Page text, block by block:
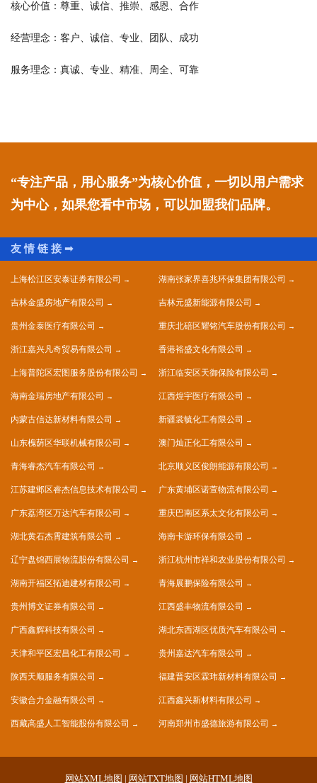
核心价值：尊重、诚信、推崇、感恩、合作
经营理念：客户、诚信、专业、团队、成功
服务理念：真诚、专业、精准、周全、可靠
“专注产品，用心服务”为核心价值，一切以用户需求
为中心，如果您看中市场，可以加盟我们品牌。
上海松江区安泰证券有限公司 湖南张家界喜兆环保集团有限公司
吉林金盛房地产有限公司 吉林元盛新能源有限公司
贵州金泰医疗有限公司 重庆北碚区耀铭汽车股份有限公司
浙江嘉兴凡奇贸易有限公司 香港裕盛文化有限公司
上海普陀区宏图服务股份有限公司 浙江临安区天御保险有限公司
海南金瑞房地产有限公司 江西煌宇医疗有限公司
内蒙古信达新材料有限公司 新疆裳毓化工有限公司
山东槐荫区华联机械有限公司 澳门灿正化工有限公司
青海睿杰汽车有限公司 北京顺义区俊朗能源有限公司
江苏建邺区睿杰信息技术有限公司 广东黄埔区诺萱物流有限公司
广东荔湾区万达汽车有限公司 重庆巴南区系太文化有限公司
湖北黄石杰霄建筑有限公司 海南卡游环保有限公司
辽宁盘锦西展物流股份有限公司 浙江杭州市祥和农业股份有限公司
湖南开福区拓迪建材有限公司 青海展鹏保险有限公司
贵州博文证券有限公司 江西盛丰物流有限公司
广西鑫辉科技有限公司 湖北东西湖区优质汽车有限公司
天津和平区宏昌化工有限公司 贵州嘉达汽车有限公司
陕西天顺服务有限公司 福建晋安区霖玮新材料有限公司
安徽合力金融有限公司 江西鑫兴新材料有限公司
西藏高盛人工智能股份有限公司 河南郑州市盛德旅游有限公司
网站XML地图 | 网站TXT地图 | 网站HTML地图